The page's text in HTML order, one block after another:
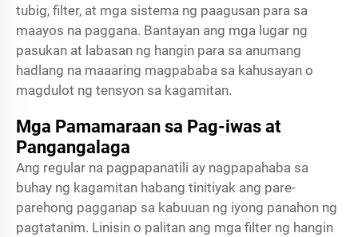
tubig, filter, at mga sistema ng paagusan para sa
maayos na paggana. Bantayan ang mga lugar ng
pasukan at labasan ng hangin para sa anumang
hadlang na maaaring magpababa sa kahusayan o
magdulot ng tensyon sa kagamitan.
Mga Pamamaraan sa Pag-iwas at
Pangangalaga
Ang regular na pagpapanatili ay nagpapahaba sa
buhay ng kagamitan habang tinitiyak ang pare-
parehong pagganap sa kabuuan ng iyong panahon ng
pagtatanim. Linisin o palitan ang mga filter ng hangin